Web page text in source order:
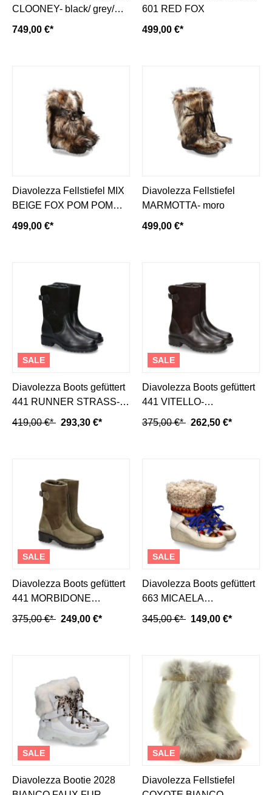
CLOONEY- black/ grey/
white
749,00 €*
601 RED FOX
499,00 €*
Diavolezza Fellstiefel MIX
BEIGE FOX POM POM
Fuchsfell
499,00 €*
Diavolezza Fellstiefel
MARMOTTA- moro
499,00 €*
SALE
Diavolezza Boots gefüttert
441 RUNNER STRASS-
schwarz
419,00 €* 293,30 €*
SALE
Diavolezza Boots gefüttert
441 VITELLO-
dunkelbraun
375,00 €* 262,50 €*
SALE
Diavolezza Boots gefüttert
441 MORBIDONE
MILITARE- grün
375,00 €* 249,00 €*
SALE
Diavolezza Boots gefüttert
663 MICAELA
MORBIDONE- cream
345,00 €* 149,00 €*
SALE
Diavolezza Bootie 2028
SALE
Diavolezza Fellstiefel